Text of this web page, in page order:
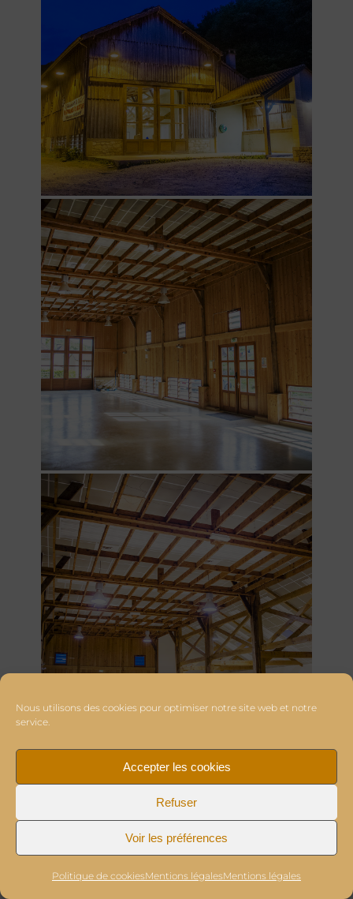
Nous utilisons des cookies pour optimiser notre site web et notre
service.
Accepter les cookies
Refuser
Voir les préférences
Politique de cookiesMentions légalesMentions légales